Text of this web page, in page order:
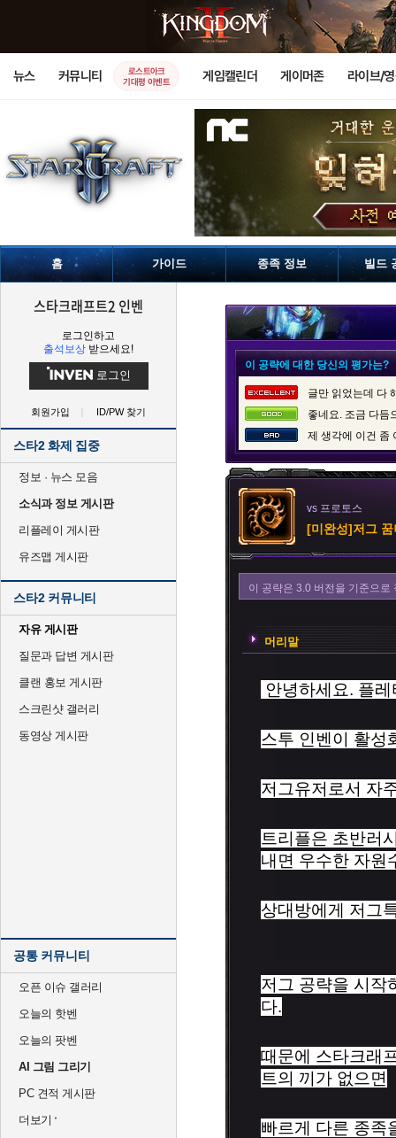
뉴스 커뮤니티
로스트아크
기대평 이벤트
게임캘린더 게이머존 라이브/
홈 가이드 종족 정보 빌드
스타크래프트2 인벤
로그인하고
출석보상 받으세요!
로그인
회원가입 ID/PW 찾기
스타2 화제 집중
정보 · 뉴스 모음
소식과 정보 게시판
리플레이 게시판
유즈맵 게시판
스타2 커뮤니티
자유 게시판
질문과 답변 게시판
클랜 홍보 게시판
스크린샷 갤러리
동영상 게시판
공통 커뮤니티
오픈 이슈 갤러리
오늘의 핫벤
오늘의 팟벤
AI 그림 그리기
PC 견적 게시판
더보기
이 공략에 대한 당신의 평가는?
글만 읽었는데 다
좋네요. 조금 다듬
제 생각에 이건 좀
vs 프로토스
[미완성]저그
이 공략은 3.0 버전을 기준으
머리말
안녕하세요. 플
스투 인벤이 활성
저그유저로서 자
트리플은 초반러
내면 우수한 자원
상대방에게 저그
저그 공략을 시작
다.
때문에 스타크래
트의 끼가 없으면
빠르게 다른 종족